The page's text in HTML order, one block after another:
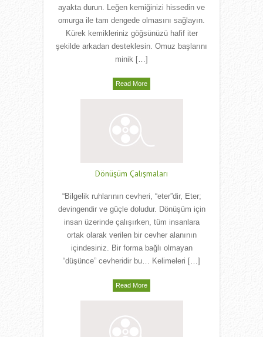
ayakta durun. Leğen kemiğinizi hissedin ve
omurga ile tam dengede olmasını sağlayın.
Kürek kemikleriniz göğsünüzü hafif iter
şekilde arkadan desteklesin. Omuz başlarını
minik […]
Read More
Dönüşüm Çalışmaları
“Bilgelik ruhlarının cevheri, “eter”dir, Eter;
devingendir ve güçle doludur. Dönüşüm için
insan üzerinde çalışırken, tüm insanlara
ortak olarak verilen bir cevher alanının
içindesiniz. Bir forma bağlı olmayan
“düşünce” cevheridir bu… Kelimeleri […]
Read More